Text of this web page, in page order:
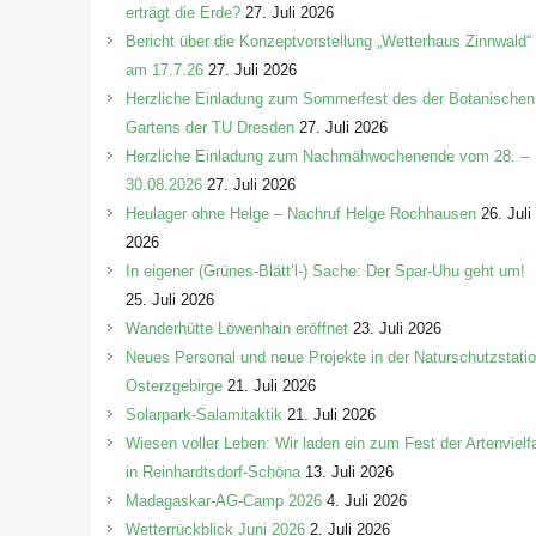
erträgt die Erde? 27. Juli 2026
Bericht über die Konzeptvorstellung „Wetterhaus Zinnwald“
am 17.7.26 27. Juli 2026
Herzliche Einladung zum Sommerfest des der Botanischen
Gartens der TU Dresden 27. Juli 2026
Herzliche Einladung zum Nachmähwochenende vom 28. –
30.08.2026 27. Juli 2026
Heulager ohne Helge – Nachruf Helge Rochhausen 26. Juli
2026
In eigener (Grünes-Blätt’l-) Sache: Der Spar-Uhu geht um!
25. Juli 2026
Wanderhütte Löwenhain eröffnet 23. Juli 2026
Neues Personal und neue Projekte in der
Osterzgebirge 21. Juli 2026
Solarpark-Salamitaktik 21. Juli 2026
Wiesen voller Leben: Wir laden ein zum Fest der
in Reinhardtsdorf-Schöna 13. Juli 2026
Madagaskar-AG-Camp 2026 4. Juli 2026
Wetterrückblick Juni 2026 2. Juli 2026